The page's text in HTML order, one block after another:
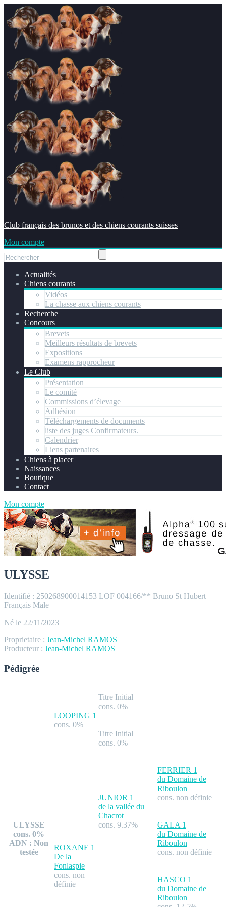
Club français des brunos et des chiens courants suisses
Mon compte
Actualités
Chiens courants
Vidéos
La chasse aux chiens courants
Recherche
Concours
Brevets
Meilleurs résultats de brevets
Expositions
Examens rapprocheur
Le Club
Présentation
Le comité
Commissions d’élevage
Adhésion
Téléchargements de documents
liste des juges Confirmateurs.
Calendrier
Liens partenaires
Chiens à placer
Naissances
Boutique
Contact
Mon compte
ULYSSE
Identifié : 250268900014153 LOF 004166/** Bruno St Hubert
Français Male
Né le 22/11/2023
Proprietaire : Jean-Michel RAMOS
Producteur : Jean-Michel RAMOS
Pédigrée
ULYSSE
cons. 0%
ADN : Non
testée
LOOPING 1
cons. 0%
Titre Initial
cons. 0%
Titre Initial
cons. 0%
ROXANE 1
De la
Fonlaspie
cons. non
définie
JUNIOR 1
de la vallée du
Chacrot
cons. 9.37%
FERRIER 1
du Domaine de
Riboulon
cons. non définie
GALA 1
du Domaine de
Riboulon
cons. non définie
HASCO 1
du Domaine de
Riboulon